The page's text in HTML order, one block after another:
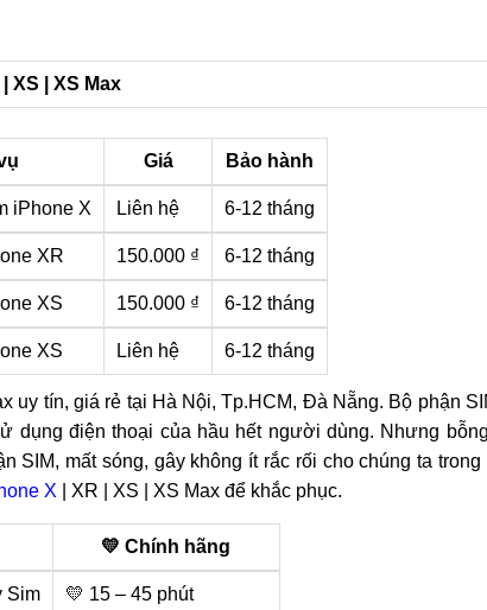
XS | XS Max
Giá Bảo hành
iPhone X Liên hệ 6-12 tháng
XR 150.000 ₫ 6-12 tháng
XS 150.000 ₫ 6-12 tháng
XS Liên hệ 6-12 tháng
uy tín, giá rẻ tại Hà Nội, Tp.HCM, Đà Nẵng. Bộ phận
dụng điện thoại của hầu hết người dùng. Nhưng
SIM, mất sóng, gây không ít rắc rối cho chúng ta trong
X | XR | XS | XS Max để khắc phục.
💛 Chính hãng
Sim 💛 15 – 45 phút